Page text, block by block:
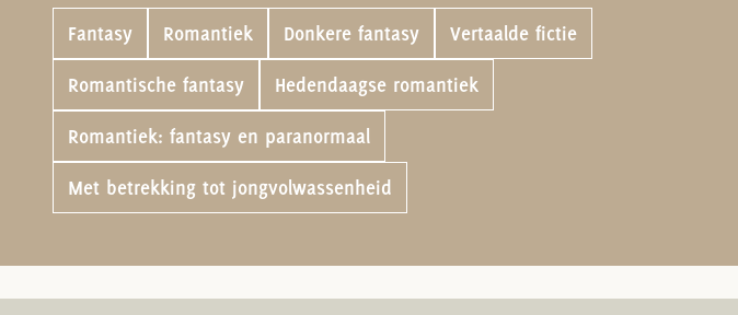
Fantasy Romantiek Donkere fantasy Vertaalde fictie
Romantische fantasy Hedendaagse romantiek
Romantiek: fantasy en paranormaal
Met betrekking tot jongvolwassenheid